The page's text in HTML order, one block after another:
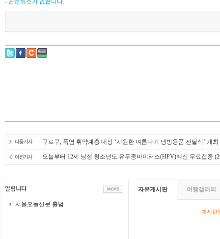
- 관련뉴스가 없습니다.
구로구, 폭염 취약계층 대상 ‘시원한 여름나기 냉방용품 전달식’ 개최
오늘부터 12세 남성 청소년도 유두종바이러스(HPV)백신 무료접종
서울오늘신문 출범
자유게시판 여행갤러리
게시판